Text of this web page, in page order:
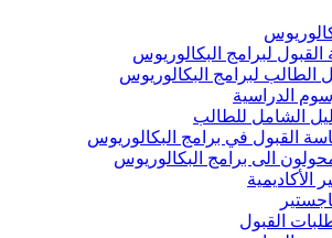
القبول لبرامج البكالوريوس
الطالب لبرامج البكالوريوس
الدراسية
الشامل للطالب
القبول في برامج البكالوريوس
الى برامج البكالوريوس
الأكاديمية
القبول